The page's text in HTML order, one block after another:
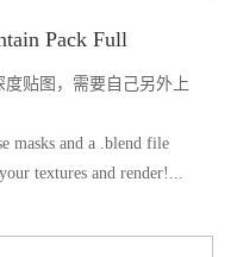
Pack Full
贴图，需要自己另外上
masks and a .blend file
textures and render!...